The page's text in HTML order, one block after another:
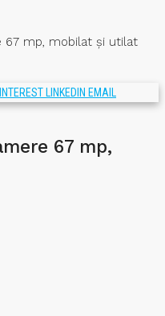
67 mp, mobilat și utilat
LINKEDIN EMAIL
67 mp,